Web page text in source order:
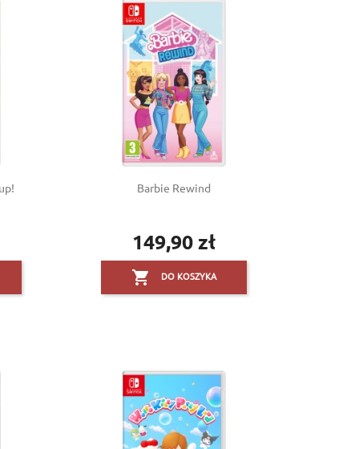
Barbie Rewind
Cena
149,90 zł
 DO KOSZYKA